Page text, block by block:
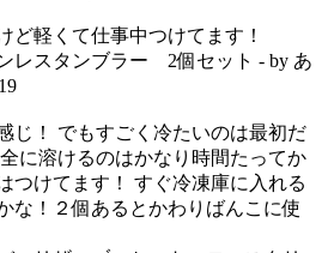
ど軽くて仕事中つけてます！
レスタンブラー 2個セット - by あ
じ！ でもすごく冷たいのは最初だ
に溶けるのはかなり時間たってか
つけてます！ すぐ冷凍庫に入れる
な！２個あるとかわりばんこに使